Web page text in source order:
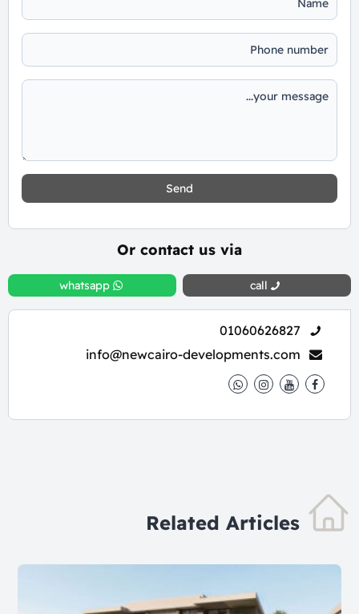
Send
Or contact us via
call
whatsapp
01060626827
info@newcairo-developments.com
Related Articles